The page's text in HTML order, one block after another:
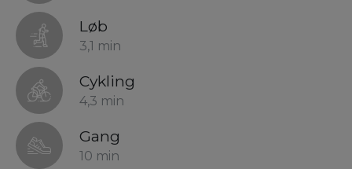
Løb
3,1 min
Cykling
4,3 min
Gang
10 min